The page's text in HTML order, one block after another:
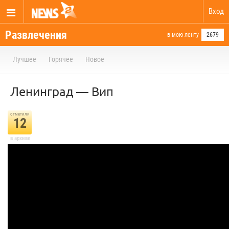
Вход
Развлечения в мою ленту 2679
Лучшее Горячее Новое
Ленинград — Вип
отметили
12
в архиве